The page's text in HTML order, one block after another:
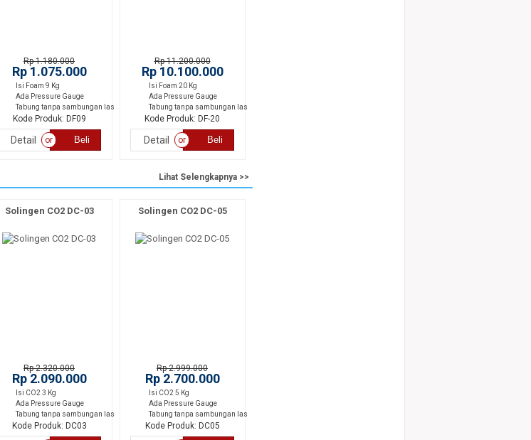
Rp 1.180.000
Rp 1.075.000
Isi Foam 9 Kg
Ada Pressure Gauge
Tabung tanpa sambungan las
Kode Produk: DF09
Detail or Beli
Rp 11.200.000
Rp 10.100.000
Isi Foam 20 Kg
Ada Pressure Gauge
Tabung tanpa sambungan las
Kode Produk: DF-20
Detail or Beli
Lihat Selengkapnya >>
Solingen CO2 DC-03
Rp 2.320.000
Rp 2.090.000
Isi CO2 3 Kg
Ada Pressure Gauge
Tabung tanpa sambungan las
Kode Produk: DC03
Solingen CO2 DC-05
Rp 2.999.000
Rp 2.700.000
Isi CO2 5 Kg
Ada Pressure Gauge
Tabung tanpa sambungan las
Kode Produk: DC05